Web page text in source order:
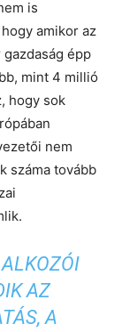
is
amikor az
épp
mint 4 millió
hogy sok
nem
száma tovább
AZ
A